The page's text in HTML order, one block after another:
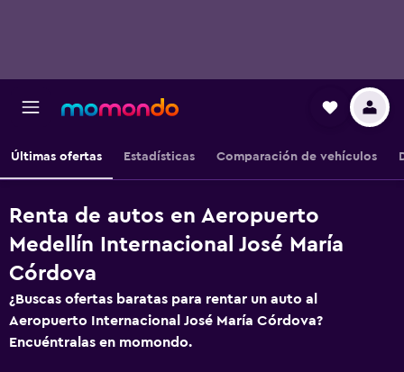
Últimas ofertas Estadísticas Comparación de vehículos
Renta de autos en Aeropuerto
Medellín Internacional José María
Córdova
¿Buscas ofertas baratas para rentar un auto al
Aeropuerto Internacional José María Córdova?
Encuéntralas en momondo.